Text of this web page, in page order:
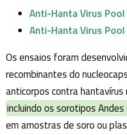
Anti-Hanta Virus Pool
Anti-Hanta Virus Pool
Os ensaios foram
recombinantes do
anticorpos contra
incluindo os sorotipos Andes
em amostras de soro ou